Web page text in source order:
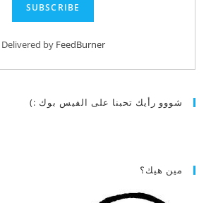
Delivered by FeedBurner
شووو رأيك تحبنا على الفيس بوك :)
مين هيك؟